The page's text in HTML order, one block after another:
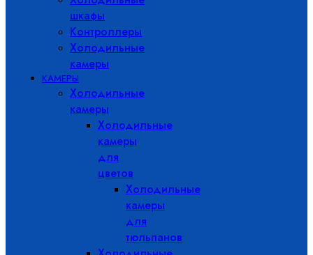
шкафы
Контроллеры
Холодильные
камеры
КАМЕРЫ
Холодильные
камеры
Холодильные
камеры
для
цветов
Холодильные
камеры
для
тюльпанов